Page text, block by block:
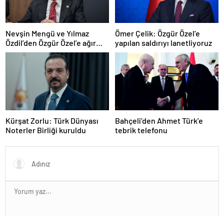
Nevşin Mengü ve Yılmaz
Özdil’den Özgür Özel’e ağır
eleştiriler
Ömer Çelik: Özgür Özel’e
yapılan saldırıyı lanetliyoruz
Kürşat Zorlu: Türk Dünyası
Noterler Birliği kuruldu
Bahçeli’den Ahmet Türk’e
tebrik telefonu